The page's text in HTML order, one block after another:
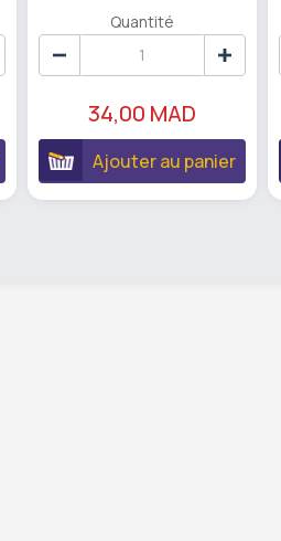
Quantité
34,00 MAD
Ajouter au panier